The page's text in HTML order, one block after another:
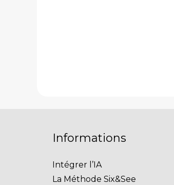
Informations
Intégrer l’IA
La Méthode Six&See